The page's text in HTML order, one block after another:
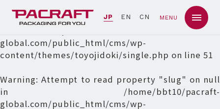
JP EN CN MENU
Warning: Undefined array key 0 in
global.com/public_html/cms/wp-
content/themes/toyojidoki/single.php on line51
Warning: Attempt to read property "slug" on null
in /home/bbt10/pacraft-
global.com/public_html/cms/wp-